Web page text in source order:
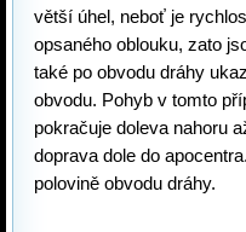
větší úhel, neboť je
opsaného oblouku, zato
také po obvodu dráhy
obvodu. Pohyb v tomto
pokračuje doleva nahoru
doprava dole do
polovině obvodu dráhy.